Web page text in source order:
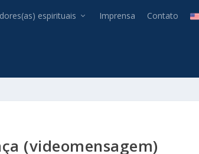
espirituais Imprensa Contato
(videomensagem)